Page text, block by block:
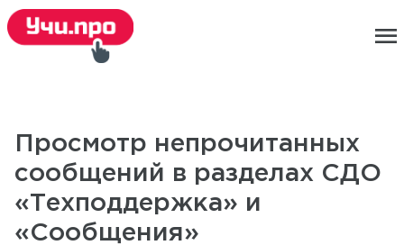
menu
Просмотр непрочитанных
сообщений в разделах СДО
«Техподдержка» и
«Сообщения»